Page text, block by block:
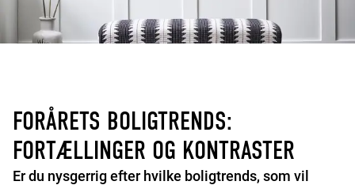
FORÅRETS BOLIGTRENDS:
FORTÆLLINGER OG KONTRASTER
Er du nysgerrig efter hvilke boligtrends, som vil